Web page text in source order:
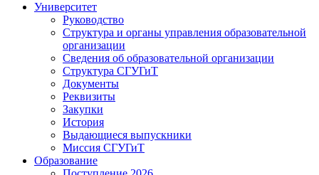
Университет
Руководство
Структура и органы управления образовательной
организации
Сведения об образовательной организации
Структура СГУГиТ
Документы
Реквизиты
Закупки
История
Выдающиеся выпускники
Миссия СГУГиТ
Образование